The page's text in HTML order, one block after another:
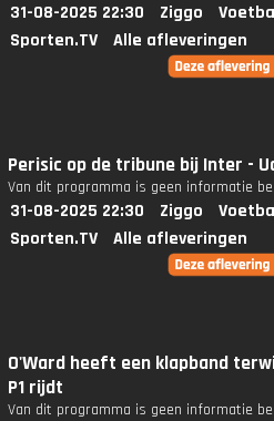
31-08-2025 22:30 Ziggo
Sporten.TV
Alle afleveringen
Perisic op de tribune bij Inter -
Van dit programma is geen informatie
31-08-2025 22:30 Ziggo
Sporten.TV
Alle afleveringen
O'Ward heeft een klapband
P1 rijdt
Van dit programma is geen informatie